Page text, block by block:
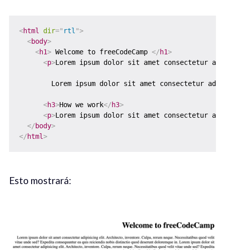
<html dir=" rtl ">
<body>
<h1> Welcome to freeCodeCamp </h1>
<p>Lorem ipsum dolor sit amet consectetur
Lorem ipsum dolor sit amet consectetur
<h3>How we work</h3>
<p>Lorem ipsum dolor sit amet consectetur
</body>
</html>
Esto mostrará: